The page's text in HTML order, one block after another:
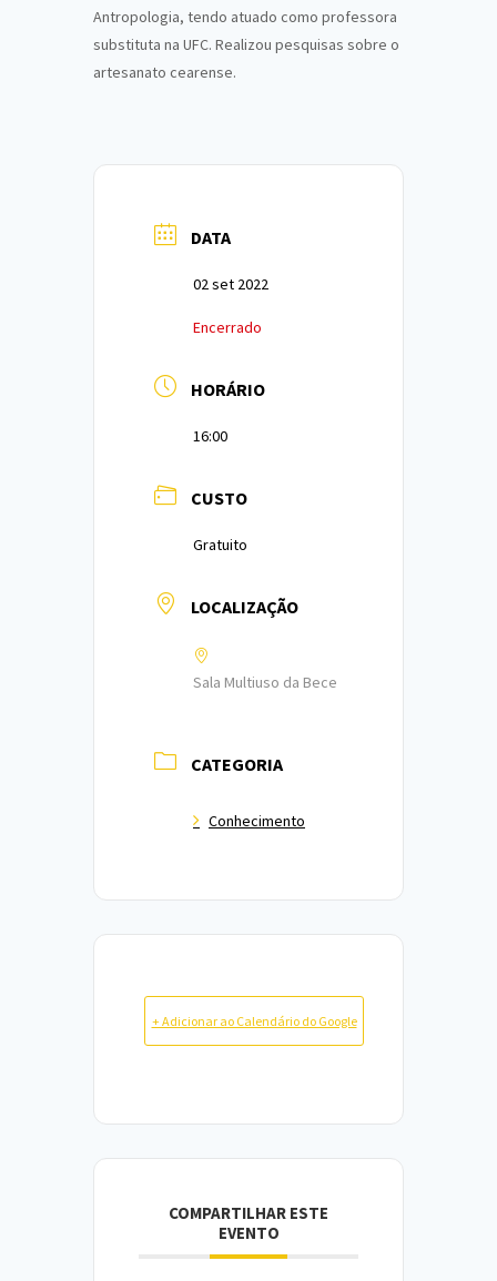
Antropologia, tendo atuado como professora
substituta na UFC. Realizou pesquisas sobre o
artesanato cearense.
DATA
02 set 2022
Encerrado
HORÁRIO
16:00
CUSTO
Gratuito
LOCALIZAÇÃO
Sala Multiuso da Bece
CATEGORIA
Conhecimento
+ Adicionar ao Calendário do Google
COMPARTILHAR ESTE
EVENTO